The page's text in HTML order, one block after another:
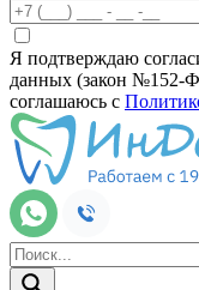
Я подтверждаю
данных (закон №152-
соглашаюсь с